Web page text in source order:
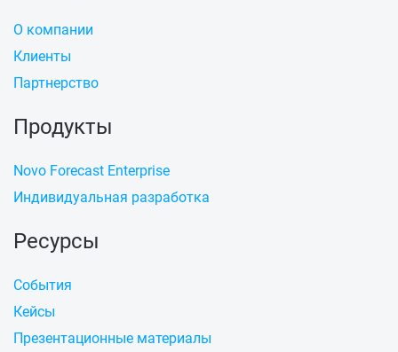
О компании
Клиенты
Партнерство
Продукты
Novo Forecast Enterprise
Индивидуальная разработка
Ресурсы
События
Кейсы
Презентационные материалы